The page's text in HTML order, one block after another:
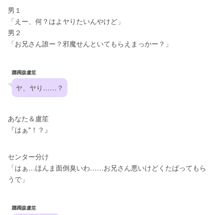
男１
「えー、何？はよヤりたいんやけど」
男２
「お兄さん誰ー？邪魔せんといてもらえまっかー？」
躑躅森盧笙
ヤ、ヤり……？
あなた＆盧笙
『はぁ"！？』
センター分け
「はぁ…ほんま面倒臭いわ……お兄さん悪いけどくたばってもら
うで」
躑躅森盧笙